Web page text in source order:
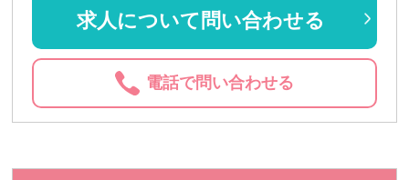
求人について問い合わせる
電話で問い合わせる